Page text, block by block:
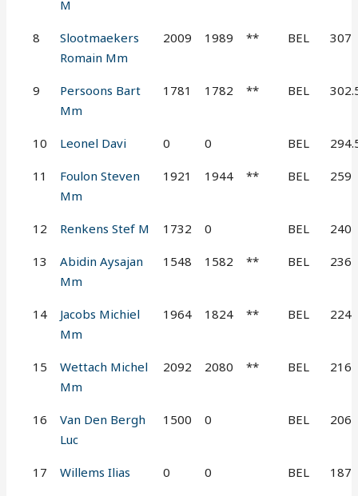
M
8
Slootmaekers
Romain Mm
2009 1989 ** BEL 307
9
Persoons Bart
Mm
1781 1782 ** BEL
10 Leonel Davi 0 0 BEL
11
Foulon Steven
Mm
1921 1944 ** BEL 259
12 Renkens Stef M 1732 0 BEL 240
13
Abidin Aysajan
Mm
1548 1582 ** BEL 236
14
Jacobs Michiel
Mm
1964 1824 ** BEL 224
15
Wettach Michel
Mm
2092 2080 ** BEL 216
16
Van Den Bergh
Luc
1500 0 BEL 206
17 Willems Ilias 0 0 BEL 187